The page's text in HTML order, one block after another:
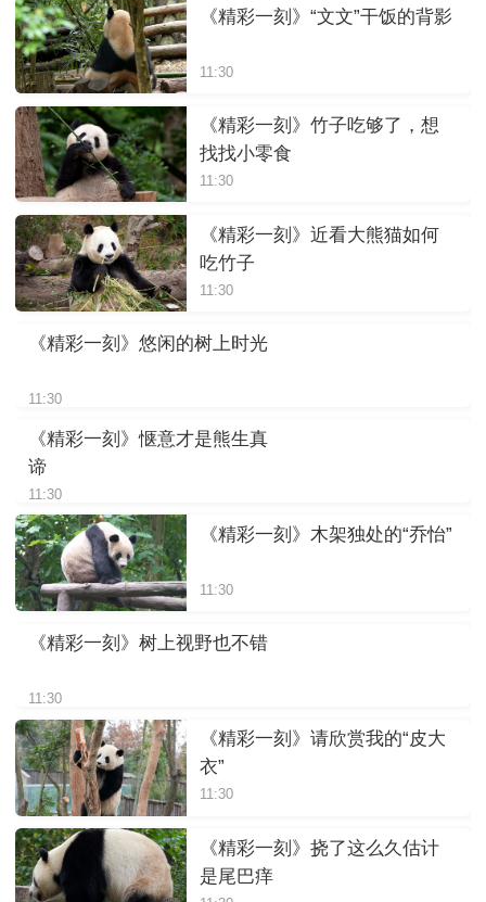
《精彩一刻》“文文”干饭的背影
11:30
《精彩一刻》竹子吃够了，想
找找小零食
11:30
《精彩一刻》近看大熊猫如何
吃竹子
11:30
《精彩一刻》悠闲的树上时光
11:30
《精彩一刻》惬意才是熊生真
谛
11:30
《精彩一刻》木架独处的“乔怡”
11:30
《精彩一刻》树上视野也不错
11:30
《精彩一刻》请欣赏我的“皮大
衣”
11:30
《精彩一刻》挠了这么久估计
是尾巴痒